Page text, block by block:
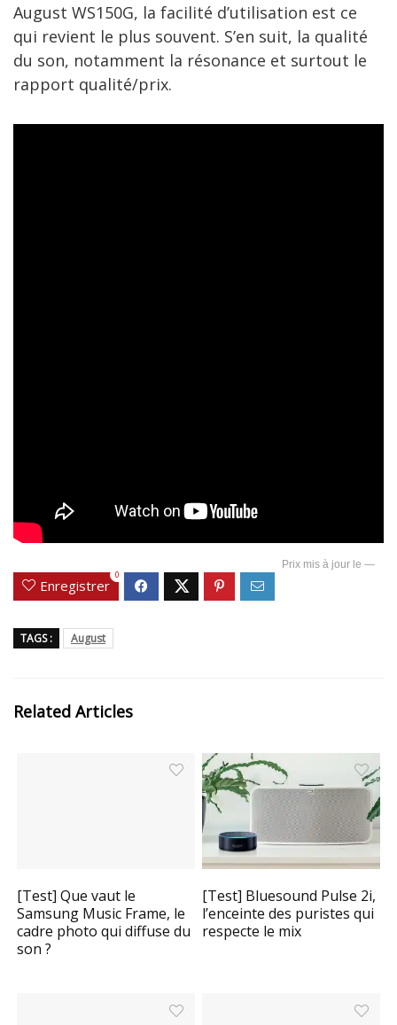
August WS150G, la facilité d’utilisation est ce
qui revient le plus souvent. S’en suit, la qualité
du son, notamment la résonance et surtout le
rapport qualité/prix.
—
Enregistrer
0
TAGS : August
Related Articles
[Test] Que vaut le
Samsung Music Frame, le
cadre photo qui diffuse du
son ?
[Test] Bluesound Pulse 2i,
l’enceinte des puristes qui
respecte le mix